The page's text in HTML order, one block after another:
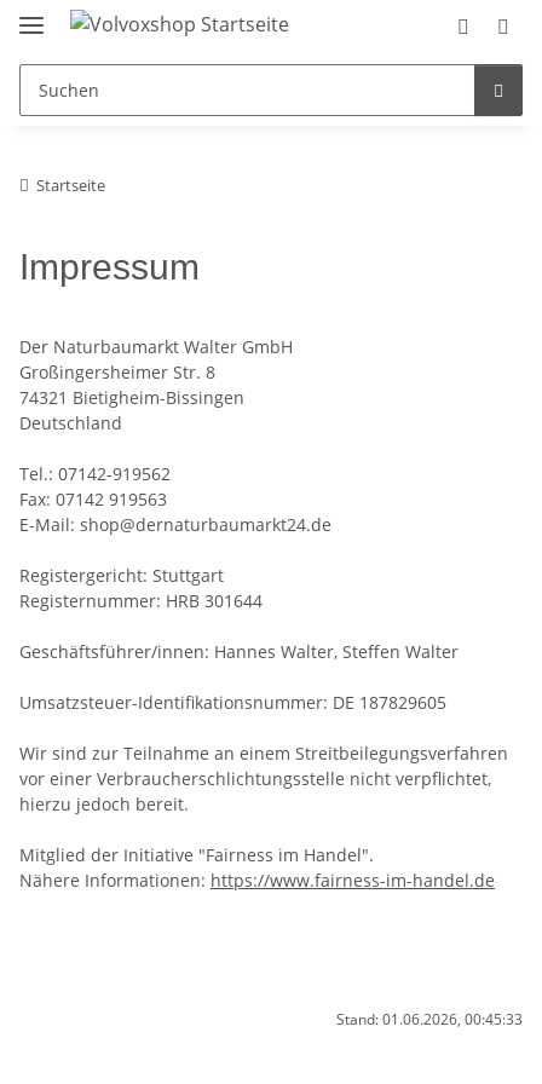
Startseite
Impressum
Der Naturbaumarkt Walter GmbH
Großingersheimer Str. 8
74321 Bietigheim-Bissingen
Deutschland
Tel.: 07142-919562
Fax: 07142 919563
E-Mail: shop@dernaturbaumarkt24.de
Registergericht: Stuttgart
Registernummer: HRB 301644
Geschäftsführer/innen: Hannes Walter, Steffen Walter
Umsatzsteuer-Identifikationsnummer: DE 187829605
Wir sind zur Teilnahme an einem Streitbeilegungsverfahren
vor einer Verbraucherschlichtungsstelle nicht verpflichtet,
hierzu jedoch bereit.
Mitglied der Initiative "Fairness im Handel".
Nähere Informationen: https://www.fairness-im-handel.de
Stand: 01.06.2026, 00:45:33